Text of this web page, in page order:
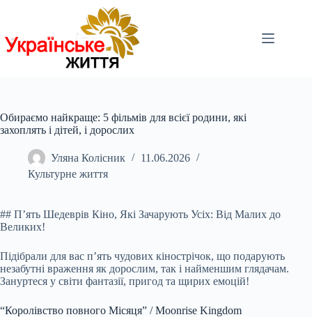
Обираємо найкраще: 5 фільмів для всієї родини, які
захоплять і дітей, і дорослих
Уляна Колісник
11.06.2026
Культурне життя
## П’ять Шедеврів Кіно, Які Зачарують Усіх: Від Малих до
Великих!
Підібрали для вас п’ять чудових кінострічок, що подарують
незабутні враження як дорослим, так і найменшим глядачам.
Зануртеся у світи фантазії, пригод та щирих емоцій!
“Королівство повного Місяця” / Moonrise Kingdom